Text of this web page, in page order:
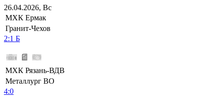
26.04.2026, Вс
МХК Ермак
Гранит-Чехов
2:1 Б
МХК Рязань-ВДВ
Металлург ВО
4:0